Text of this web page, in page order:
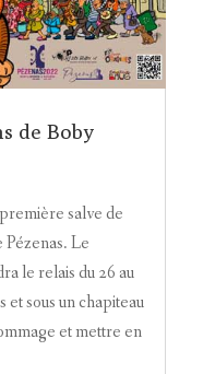
de Boby
salve de
Le
le relais du 26 au
et sous un chapiteau
et mettre en